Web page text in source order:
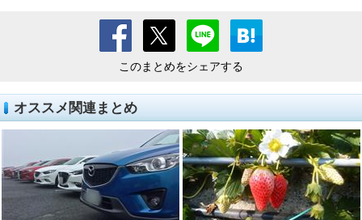
このまとめをシェアする
オススメ関連まとめ